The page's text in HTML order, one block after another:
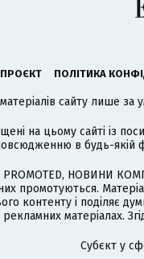
ПОЛІТИКА
сайту лише за
на цьому сайті із
в будь-якій
НОВИНИ
них промотуються.
контенту і поділяє
матеріалах.
Cубєкт у